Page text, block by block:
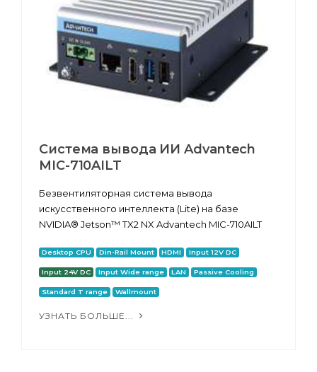
Система вывода ИИ Advantech
MIC-710AILT
Безвентиляторная система вывода
искусственного интеллекта (Lite) на базе
NVIDIA® Jetson™ TX2 NX Advantech MIC-710AILT
Desktop CPU Din-Rail Mount HDMI Input 12V DC
Input 24V DC Input Wide range LAN Passive Cooling
Standard T range Wallmount
УЗНАТЬ БОЛЬШЕ...